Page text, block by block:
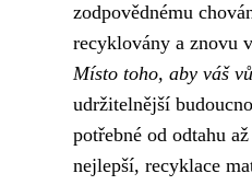
zodpovědnému
recyklovány a znovu
Místo toho, aby váš
udržitelnější
potřebné od odtahu
nejlepší, recyklace